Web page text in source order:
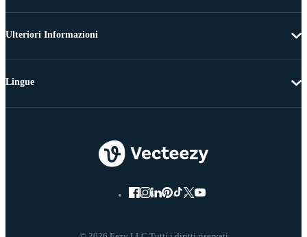
Ulteriori Informazioni
Lingue